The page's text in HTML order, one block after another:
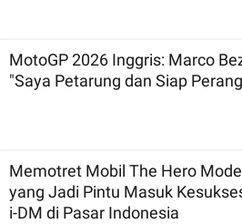
MotoGP 2026 Inggris: Marco
"Saya Petarung dan Siap
Memotret Mobil The Hero
yang Jadi Pintu Masuk
i-DM di Pasar Indonesia